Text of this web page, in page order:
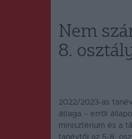
Nem
8.
2022/2023-as
átlaga – erről
minisztérium és a